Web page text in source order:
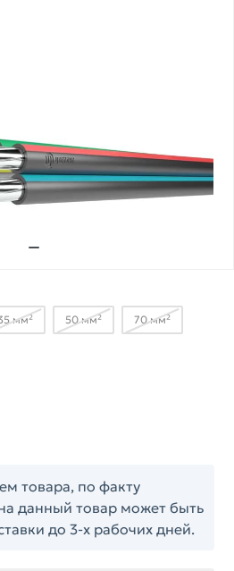
мм² 50 мм² 70 мм²
товара, по факту
данный товар может быть
до 3-х рабочих дней.